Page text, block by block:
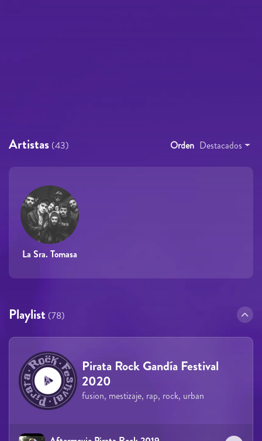
Artistas (43) Orden Destacados
La Sra. Tomasa
Playlist (78)
Pirata Rock Gandía Festival
2020
fusion, mestizaje, rap, rock, urban